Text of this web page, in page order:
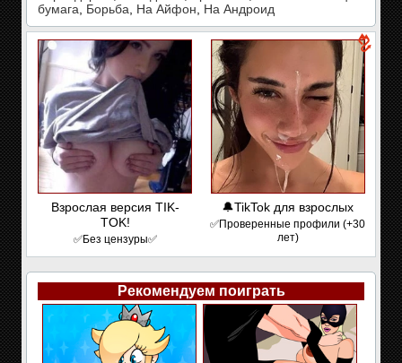
бумага
Борьба На Айфон На Андроид
Взрослая версия TIK-
TOK!
✅Без цензуры✅
🔔TikTok для взрослых
✅Проверенные профили (+30
лет)
Рекомендуем поиграть